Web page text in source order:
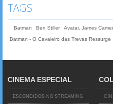
TAGS
Batman Ben Stiller Avatar, James
Batman - O Cavaleiro das Trevas Ressurge
CINEMA ESPECIAL
ESCONDIDOS NO STREAMING